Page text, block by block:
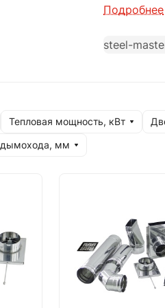
мы
Подробнее
steel-
Тепловая мощность, кВт
мм